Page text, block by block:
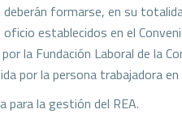
formarse, en su
establecidos en el
la Fundación Laboral de la
por la persona trabajadora
la gestión del REA.